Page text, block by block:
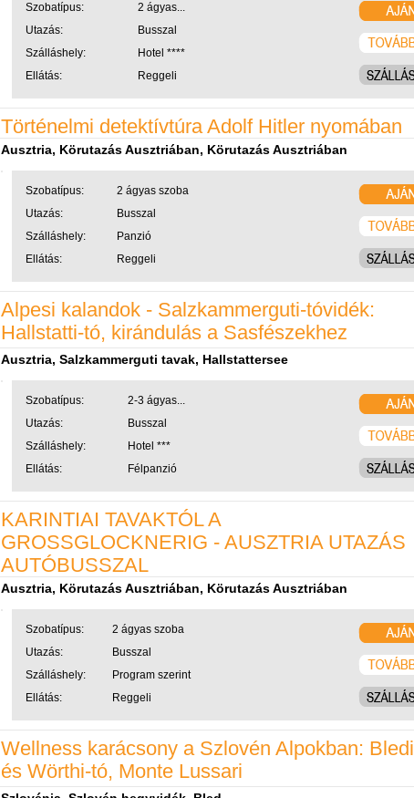
Szobatípus:
2 ágyas...
Utazás:
Busszal
Szálláshely:
Hotel ****
Ellátás:
Reggeli
Történelmi detektívtúra Adolf Hitler nyomában
Ausztria, Körutazás Ausztriában, Körutazás Ausztriában
Szobatípus:
2 ágyas szoba
Utazás:
Busszal
Szálláshely:
Panzió
Ellátás:
Reggeli
Alpesi kalandok - Salzkammerguti-tóvidék:
Hallstatti-tó, kirándulás a Sasfészekhez
Ausztria, Salzkammerguti tavak, Hallstattersee
Szobatípus:
2-3 ágyas...
Utazás:
Busszal
Szálláshely:
Hotel ***
Ellátás:
Félpanzió
KARINTIAI TAVAKTÓL A
GROSSGLOCKNERIG - AUSZTRIA UTAZÁS
AUTÓBUSSZAL
Ausztria, Körutazás Ausztriában, Körutazás Ausztriában
Szobatípus:
2 ágyas szoba
Utazás:
Busszal
Szálláshely:
Program szerint
Ellátás:
Reggeli
Wellness karácsony a Szlovén Alpokban: Bledi
és Wörthi-tó, Monte Lussari